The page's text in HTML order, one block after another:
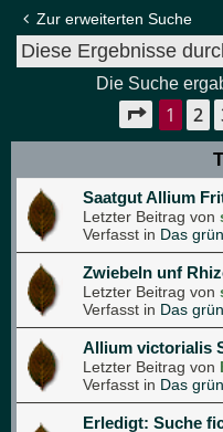
Zur erweiterten Suche
Die Suche
Seite 1
1 2
Saatgut Allium
Letzter Beitrag von
Verfasst in Das
Zwiebeln unf
Letzter Beitrag von
Verfasst in Das
Allium victorialis
Letzter Beitrag von
Verfasst in Das
Erledigt: Suche